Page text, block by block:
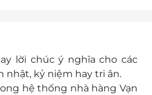
lời chúc ý nghĩa cho các
nhật, kỷ niệm hay tri ân.
hệ thống nhà hàng Vạn